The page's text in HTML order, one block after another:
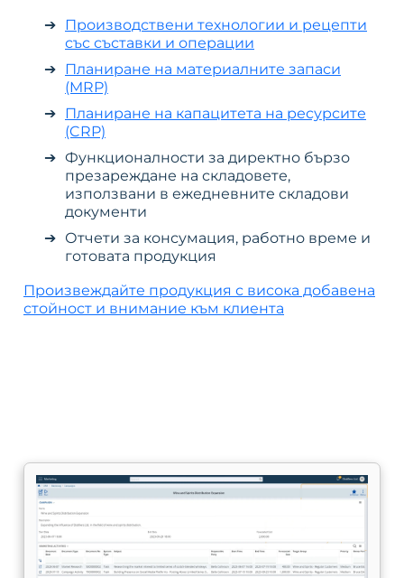
Производствени технологии и рецепти
със съставки и операции
Планиране на материалните запаси
(MRP)
Планиране на капацитета на ресурсите
(CRP)
Функционалности за директно бързо
презареждане на складовете,
използвани в ежедневните складови
документи
Отчети за консумация, работно време и
готовата продукция
Произвеждайте продукция с висока добавена
стойност и внимание към клиента